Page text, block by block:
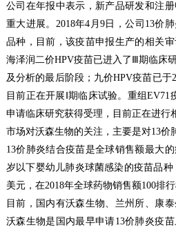
公司在年报中表示，新产品研发和注
重大进展。 2018年4 月9 日，公司 13价
品种，目前，该疫苗申报生产的相关
海泽润二价HPV疫苗已进入了Ⅲ期临床
及分析的最后阶段；九价HPV疫苗已于
目前正在开展Ⅰ期临床试验。重组EV71
申请临床研究获得受理，目前正在进行
市场对沃森生物的关注，主要是对13价
13价肺炎结合疫苗是全球销售额最大
岁以下婴幼儿肺炎球菌感染的疫苗品种
美元，在2018年全球药物销售额100排
目前，国内有沃森生物、兰州所、康
沃森生物是国内最早申请13价肺炎疫